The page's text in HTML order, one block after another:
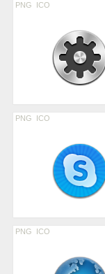
PNG ICO
PNG ICO
PNG ICO